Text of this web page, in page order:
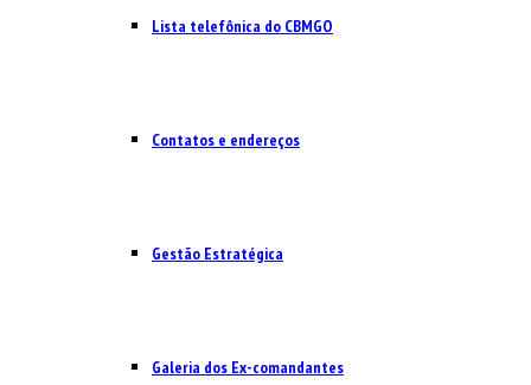
Lista telefônica do CBMGO
Contatos e endereços
Gestão Estratégica
Galeria dos Ex-comandantes